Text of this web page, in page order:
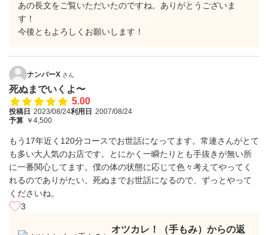
あの長文をご覧いただいたのですね。ありがとうございま
す！
今後ともよろしくお願いします！
ナンバーX さん
死ぬまでいくよ〜
5.00
投稿日 2023/08/24利用日 2007/08/24
予算 ￥4,500
もう17年近く120分コースでお世話になってます。常連さんがとて
も多い大人気のお店です。とにかく一瞬たりとも手抜きが無い所
に一番関心してます。僕の体の状態に応じて色々考えてやってく
れるのでありがたい。死ぬまでお世話になるので、ずっとやって
くださいね。
3
オツカレ！（手もみ）からの返